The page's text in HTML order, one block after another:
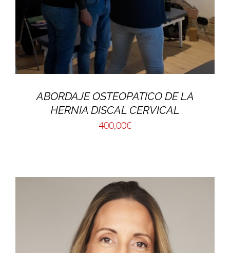
ABORDAJE OSTEOPATICO DE LA
HERNIA DISCAL CERVICAL
400,00€